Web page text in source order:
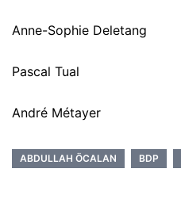
Anne-Sophie Deletang
Pascal Tual
André Métayer
ABDULLAH ÖCALAN BDP